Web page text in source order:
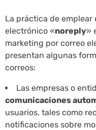
La práctica de
electrónico «noreply»
marketing por correo
presentan algunas
correos:
Las empresas o
comunicaciones
usuarios, tales como
notificaciones sobre